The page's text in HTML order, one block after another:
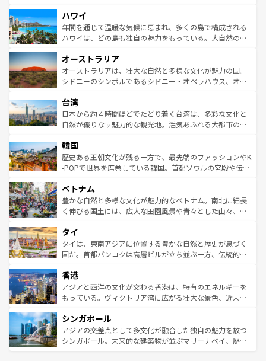
ば市内交通費無料で観光を楽しむこともできる。 なお、新
着のスイス情報はコンテンツ一覧 を参照してほしい。
のような巨大都市は、観光、ショッピング、エンターテイ
ンメントが詰まった刺激的なスポットだ。一方、アメリカ
西部には大自然が広がり、グランドキャニオンやイエロー
部のニューオーリンズでは、音楽と美食が融合した独特の
文化が魅力。旅行者はアメリカの各地域で異なる魅力を楽
しみながら、その多様性と豊かな歴史を感じることができ
ならではの贅沢な旅のスタイルだ。 なお、新着のアメリカ
情報はコンテンツ一覧を参照してほしい。
ハワイ
年間を通じて温暖な気候に恵まれ、多くの島で構成される
ハワイは、どの島も独自の魅力をもっている。大自然の神
ワイ島は見逃せない。また、定番の観光地といえばオアフ
島だが、静かな自然を求めるならマウイ島やカウアイ島が
おすすめ。エメラルドグリーンに輝く海をはじめ、豊かな
れるおもてなしの心で訪れる人々を迎えてくれるハワイの
人々、おいしいローカルフードやハワイアンミュージッ
ク、伝統的なフラダンスなど、すべてがハワイの魅力を彩
ワイを、存分に味わってほしい。 なお、新着のハワイ情報
はコンテンツ一覧を参照してほしい。
オーストラリア
オーストラリアは、壮大な自然と多様な文化が魅力の国。
シドニーのシンボルであるシドニー・オペラハウス、オー
リアリーフや大陸中央部にそびえるウルル（エアーズロッ
ク）、タスマニアの美しい原生林やケアンズの熱帯雨林な
ど、見どころがたくさん。また、カフェやワイン、オージ
いる。アクティビティも充実しており、サーフィンやダイ
ビング、ハイキングなど、アウトドア好きにはたまらな
い。オーストラリアの多彩な魅力を存分に味わいつくそ
参照してほしい。
台湾
日本から約４時間ほどでたどり着く台湾は、多彩な文化と
自然が織りなす魅力的な観光地。活気あふれる大都市の台
ン）、静ひつな山岳地帯である台湾東部など、都市の喧騒
と山間の静けさが共存しており、訪れる人に新しい発見と
驚きをもたらしてくれる。また、奥深い台湾の食文化も魅
容にもいいと評判のスイーツなど、バラエティ豊かな料理
が味わえる。 なお、新着の台湾情報は コンテンツ一覧を参
照してほしい。
韓国
歴史ある王朝文化が残る一方で、最先端のファッションやK
-POPで世界を席巻している韓国。首都ソウルの宮殿や伝統
き、地方に足を延ばせば四季折々の自然美を楽しむことが
できる。そして、キムチや焼肉、絶品のストリートフード
まで、さまざまな韓国料理が待っている。夜には、韓国な
リティに包まれながら、韓国の多彩な魅力を心ゆくまで味
わってみてほしい。 なお、新着の韓国情報はコンテンツ一
覧を参照してほしい。
ベトナム
豊かな自然と多様な文化が魅力的なベトナム。南北に細長
く伸びる国土には、広大な田園風景や青々とした山々、世
急速な発展と共に伝統が息づく。ハノイの古い町並みやホ
ーチミン市のフランス統治時代の建物も、独特の雰囲気を
醸し出している。また、バラエティの豊かさとおいしさで
とつ。フォーやバインミー、ベトナムコーヒーなどは、ぜ
ひ現地で味わいたい。どの地域を訪れてもあたたかい人々
が旅行者を迎えてくれるので、きっと忘れられない旅にな
参照してほしい。
タイ
タイは、東南アジアに位置する豊かな自然と歴史が息づく
国だ。首都バンコクは高層ビルが立ち並ぶ一方、伝統的な
の活気が交差している。北部ではチェンマイなどの山岳地
帯で自然と触れ合い、南部ではプーケットやクラビの美し
いビーチでリゾート気分を楽しむことができる。タイ料理
激する。気候は一年中温暖で、どの季節にも異なる楽しみ
が待っている。親しみやすいタイの人々、仏教を中心とし
た文化、そして多様な観光資源が、訪れる旅人を魅了し続
香港
アジアと西洋の文化が交わる香港は、特有のエネルギーを
もっている。ヴィクトリア湾に広がる壮大な景色、近未来
み、どこを訪れても感動するはず。観光スポットが密集し
ており、効率よく見どころを回れるのも魅力。息をのむよ
うな絶景から文化的な体験まで、香港を存分に楽しみ尽く
シンガポール
アジアの交差点として多文化が融合した独自の魅力を放つ
シンガポール。未来的な建築物が並ぶマリーナベイ、歴史